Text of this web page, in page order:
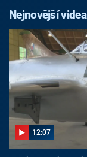
Nejnovější videa
12:07